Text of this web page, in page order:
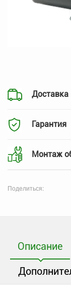
Доставка
Гарантия
Монтаж
Поделиться:
Описание